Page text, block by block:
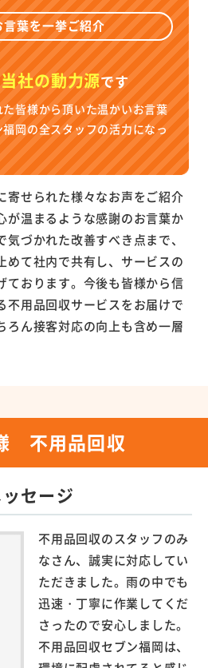
言葉を一挙ご紹介
当社の動力源です
皆様から頂いた温かいお言葉
岡の全スタッフの活力になっ
寄せられた様々なお声をご紹介
が温まるような感謝のお言葉か
づかれた改善すべき点まで、
めて社内で共有し、サービスの
ております。今後も皆様から信
不用品回収サービスをお届けで
ろん接客対応の向上も含め一層
不用品回収
セージ
不用品回収のスタッフのみ
なさん、誠実に対応してい
ただきました。雨の中でも
迅速・丁寧に作業してくだ
さったので安心しました。
不用品回収セブン福岡は、